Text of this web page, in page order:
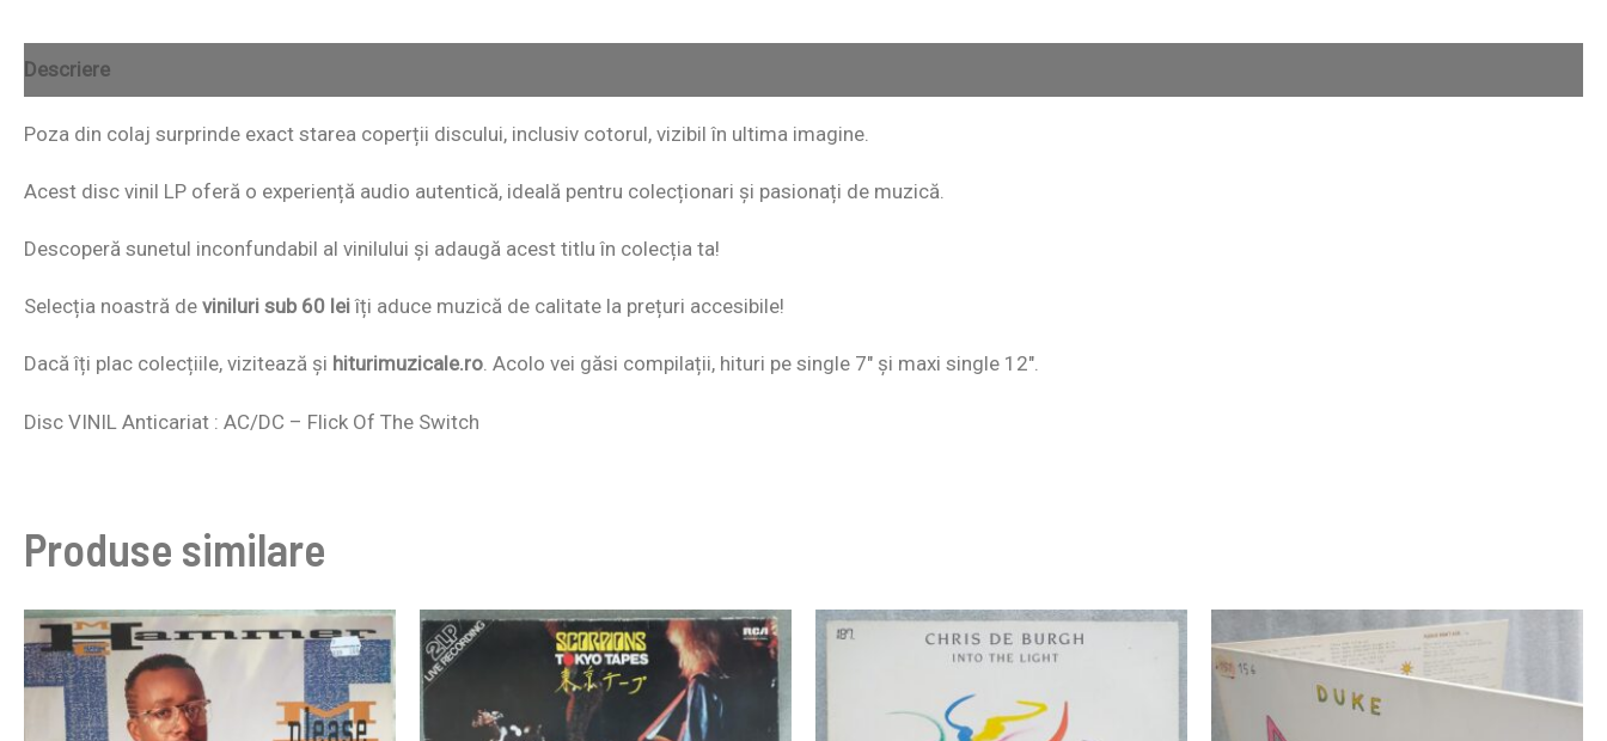
Descriere
Poza din colaj surprinde exact starea coperții discului, inclusiv cotorul, vizibil în ultima imagine.
Acest disc vinil LP oferă o experiență audio autentică, ideală pentru colecționari și pasionați de muzică.
Descoperă sunetul inconfundabil al vinilului și adaugă acest titlu în colecția ta!
Selecția noastră de viniluri sub 60 leiîți aduce muzică de calitate la prețuri accesibile!
Dacă îți plac colecțiile, vizitează și hiturimuzicale.ro. Acolo vei găsi compilații, hituri pe single 7″ și maxi single 12″.
Disc VINIL Anticariat : AC/DC – Flick Of The Switch
Produse similare